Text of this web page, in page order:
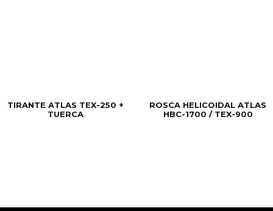
TIRANTE ATLAS TEX-250 +
TUERCA
ROSCA HELICOIDAL ATLAS
HBC-1700 / TEX-900